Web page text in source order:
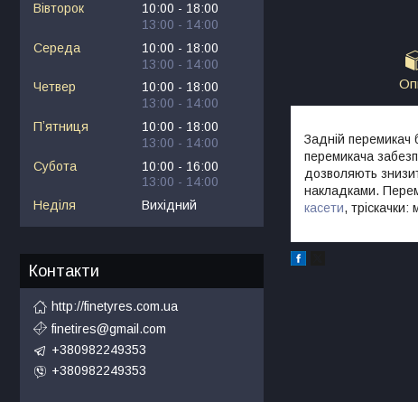
Задній перемикач
перемикача
дозволяють
накладками.
касети,
Вівторок
10:00
18:00
13:00
14:00
Середа
10:00
18:00
13:00
14:00
Четвер
10:00
18:00
13:00
14:00
Пʼятниця
10:00
18:00
13:00
14:00
Субота
10:00
16:00
13:00
14:00
Неділя
Вихідний
Контакти
http://finetyres.com.ua
finetires@gmail.com
+380982249353
+380982249353